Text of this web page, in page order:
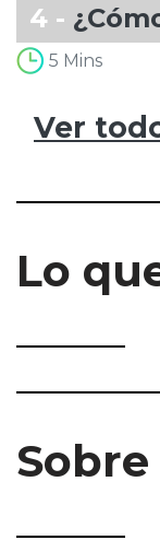
4 -
5 Mins
Ver
Lo